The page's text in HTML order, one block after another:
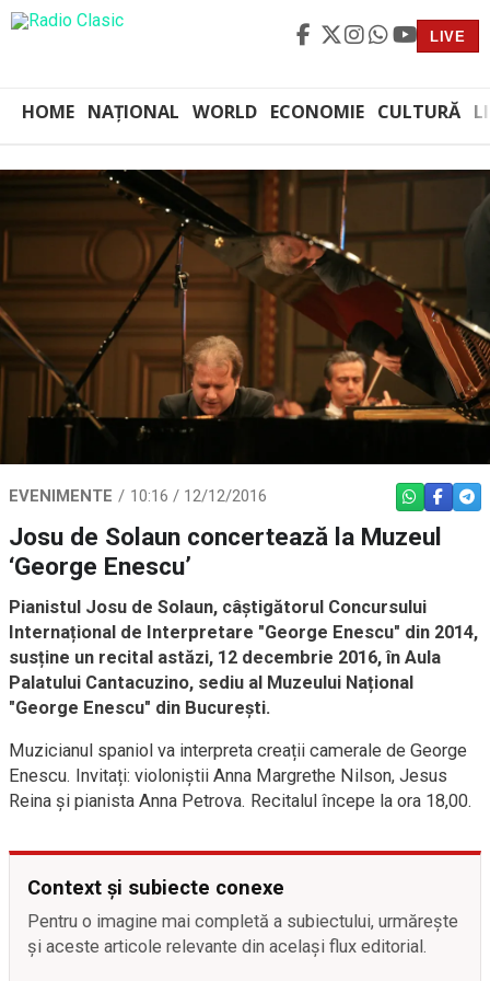
LIVE
HOME NAȚIONAL WORLD ECONOMIE CULTURĂ
EVENIMENTE 10:16 / 12/12/2016 WHATSAPP
Josu de Solaun concertează la Muzeul
‘George Enescu’
Pianistul Josu de Solaun, câștigătorul Concursului
Internațional de Interpretare "George Enescu" din 2014,
susține un recital astăzi, 12 decembrie 2016, în Aula
Palatului Cantacuzino, sediu al Muzeului Național
"George Enescu" din București.
Muzicianul spaniol va interpreta creații camerale de George
Enescu. Invitați: violoniștii Anna Margrethe Nilson, Jesus
Reina și pianista Anna Petrova. Recitalul începe la ora 18,00.
Context și subiecte conexe
Pentru o imagine mai completă a subiectului, urmărește
și aceste articole relevante din același flux editorial.